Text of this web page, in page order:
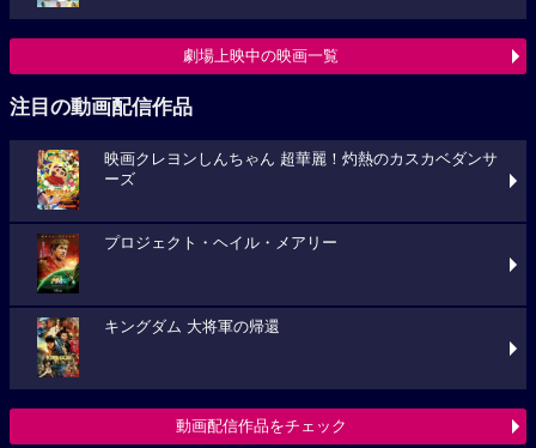
劇場上映中の映画一覧
注目の動画配信作品
映画クレヨンしんちゃん 超華麗！灼熱のカスカベダンサ
ーズ
プロジェクト・ヘイル・メアリー
キングダム 大将軍の帰還
動画配信作品をチェック